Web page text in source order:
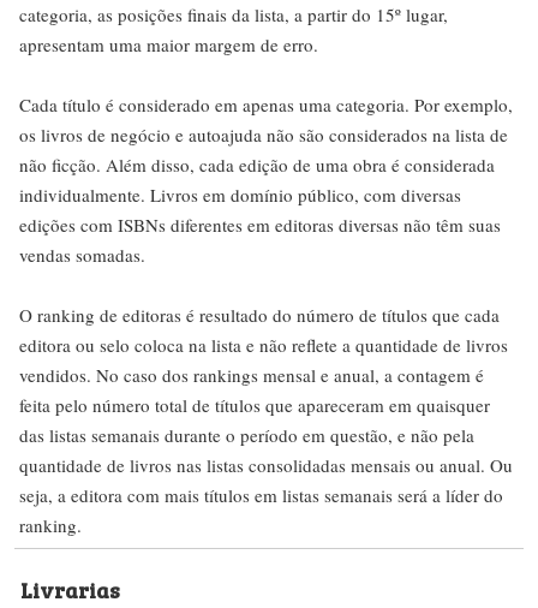
categoria, as posições finais da lista, a partir do 15º lugar,
apresentam uma maior margem de erro.
Cada título é considerado em apenas uma categoria. Por exemplo,
os livros de negócio e autoajuda não são considerados na lista de
não ficção. Além disso, cada edição de uma obra é considerada
individualmente. Livros em domínio público, com diversas
edições com ISBNs diferentes em editoras diversas não têm suas
vendas somadas.
O ranking de editoras é resultado do número de títulos que cada
editora ou selo coloca na lista e não reflete a quantidade de livros
vendidos. No caso dos rankings mensal e anual, a contagem é
feita pelo número total de títulos que apareceram em quaisquer
das listas semanais durante o período em questão, e não pela
quantidade de livros nas listas consolidadas mensais ou anual. Ou
seja, a editora com mais títulos em listas semanais será a líder do
ranking.
Livrarias